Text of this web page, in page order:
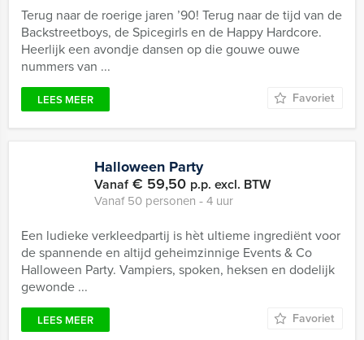
Terug naar de roerige jaren ’90! Terug naar de tijd van de
Backstreetboys, de Spicegirls en de Happy Hardcore.
Heerlijk een avondje dansen op die gouwe ouwe
nummers van ...
LEES MEER Favoriet
Halloween Party
Vanaf€ 59,50 p.p. excl. BTW
Vanaf 50 personen ‐ 4 uur
Een ludieke verkleedpartij is hèt ultieme ingrediënt voor
de spannende en altijd geheimzinnige Events & Co
Halloween Party. Vampiers, spoken, heksen en dodelijk
gewonde ...
LEES MEER Favoriet